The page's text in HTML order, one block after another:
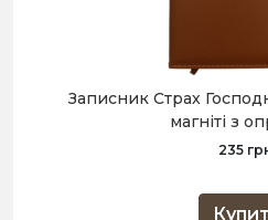
Записник Страх
магніті з
235